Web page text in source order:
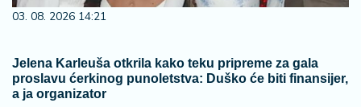
03. 08. 2026 14:21
Jelena Karleuša otkrila kako teku pripreme za gala
proslavu ćerkinog punoletstva: Duško će biti finansijer,
a ja organizator